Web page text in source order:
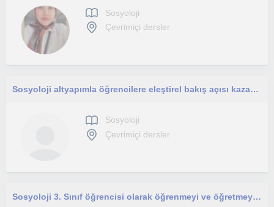
Sosyoloji
Çevrimiçi dersler
Sosyoloji altyapımla öğrencilere eleştirel bakış açısı kazandıran, okul ve sınav odaklı pedagojik destek sunan sosyoloğum.
Sosyoloji
Çevrimiçi dersler
Sosyoloji 3. Sınıf öğrencisi olarak öğrenmeyi ve öğretmeyi çok seviyorum, öğrenmeye ilgi duyan öğrenciler için buradayım!